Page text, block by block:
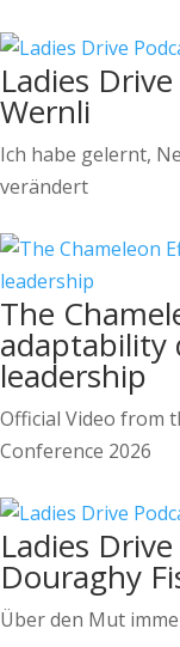
Ladies
Wernli
Ich habe gelernt,
verändert
The
adaptability
leadership
Official Video from
Conference 2026
Ladies
Douraghy
Über den Mut